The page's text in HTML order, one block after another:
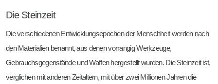
Die Steinzeit
Die verschiedenen Entwicklungsepochen der Menschheit werden nach
den Materialien benannt, aus denen vorrangig Werkzeuge,
Gebrauchsgegenstände und Waffen hergestellt wurden. Die Steinzeit ist,
verglichen mit anderen Zeitaltern, mit über zwei Millionen Jahren die